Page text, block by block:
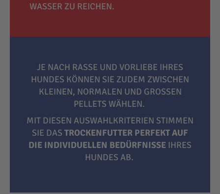
WASSER ZU REICHEN.
JE NACH RASSE UND VORLIEBE IHRES
HUNDES KÖNNEN SIE ZUDEM ZWISCHEN
KLEINEN, NORMALEN UND GROSSEN P
ELLETS WÄHLEN.
MIT DIESEN AUSWAHLKRITERIEN STIMMEN
SIE DAS TROCKENFUTTER PERFEKT AUF
DIE INDIVIDUELLEN BEDÜRFNISSE IHRES
HUNDES AB.